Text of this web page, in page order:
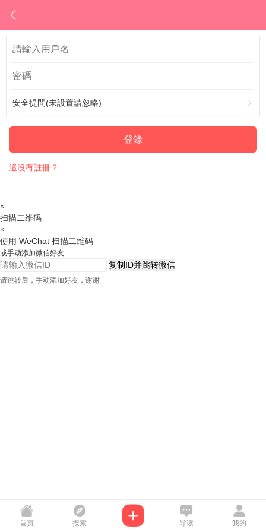
安全提問(未設置請忽略)
登錄
還沒有註冊？
×
扫描二维码
×
使用 WeChat 扫描二维码
或手动添加微信好友
复制ID并跳转微信
请跳转后，手动添加好友，谢谢
首頁 搜索 导读 我的